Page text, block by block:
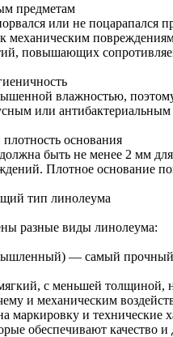
предметам
или не поцарапался
механическим
повышающих
влажностью,
или
основания
быть не менее 2 мм
Плотное основание
тип линолеума
разные виды линолеума:
— самый прочный
с меньшей толщиной,
и механическим
маркировку и технические
обеспечивают качество